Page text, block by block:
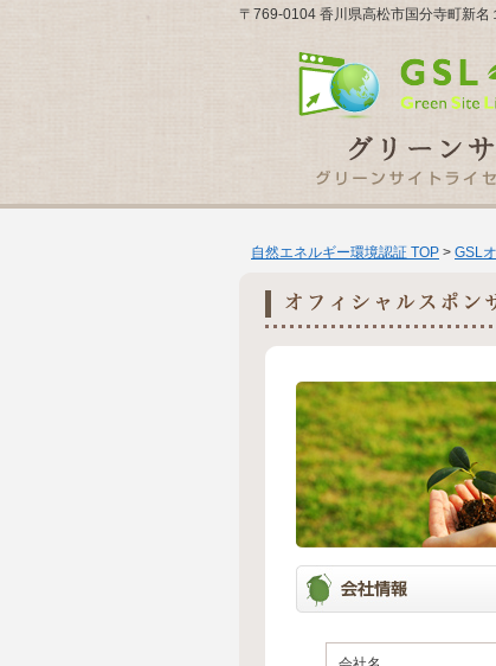
〒769-0104 香川県高松市国分寺町新
自然エネルギー環境認証 TOP > GSL